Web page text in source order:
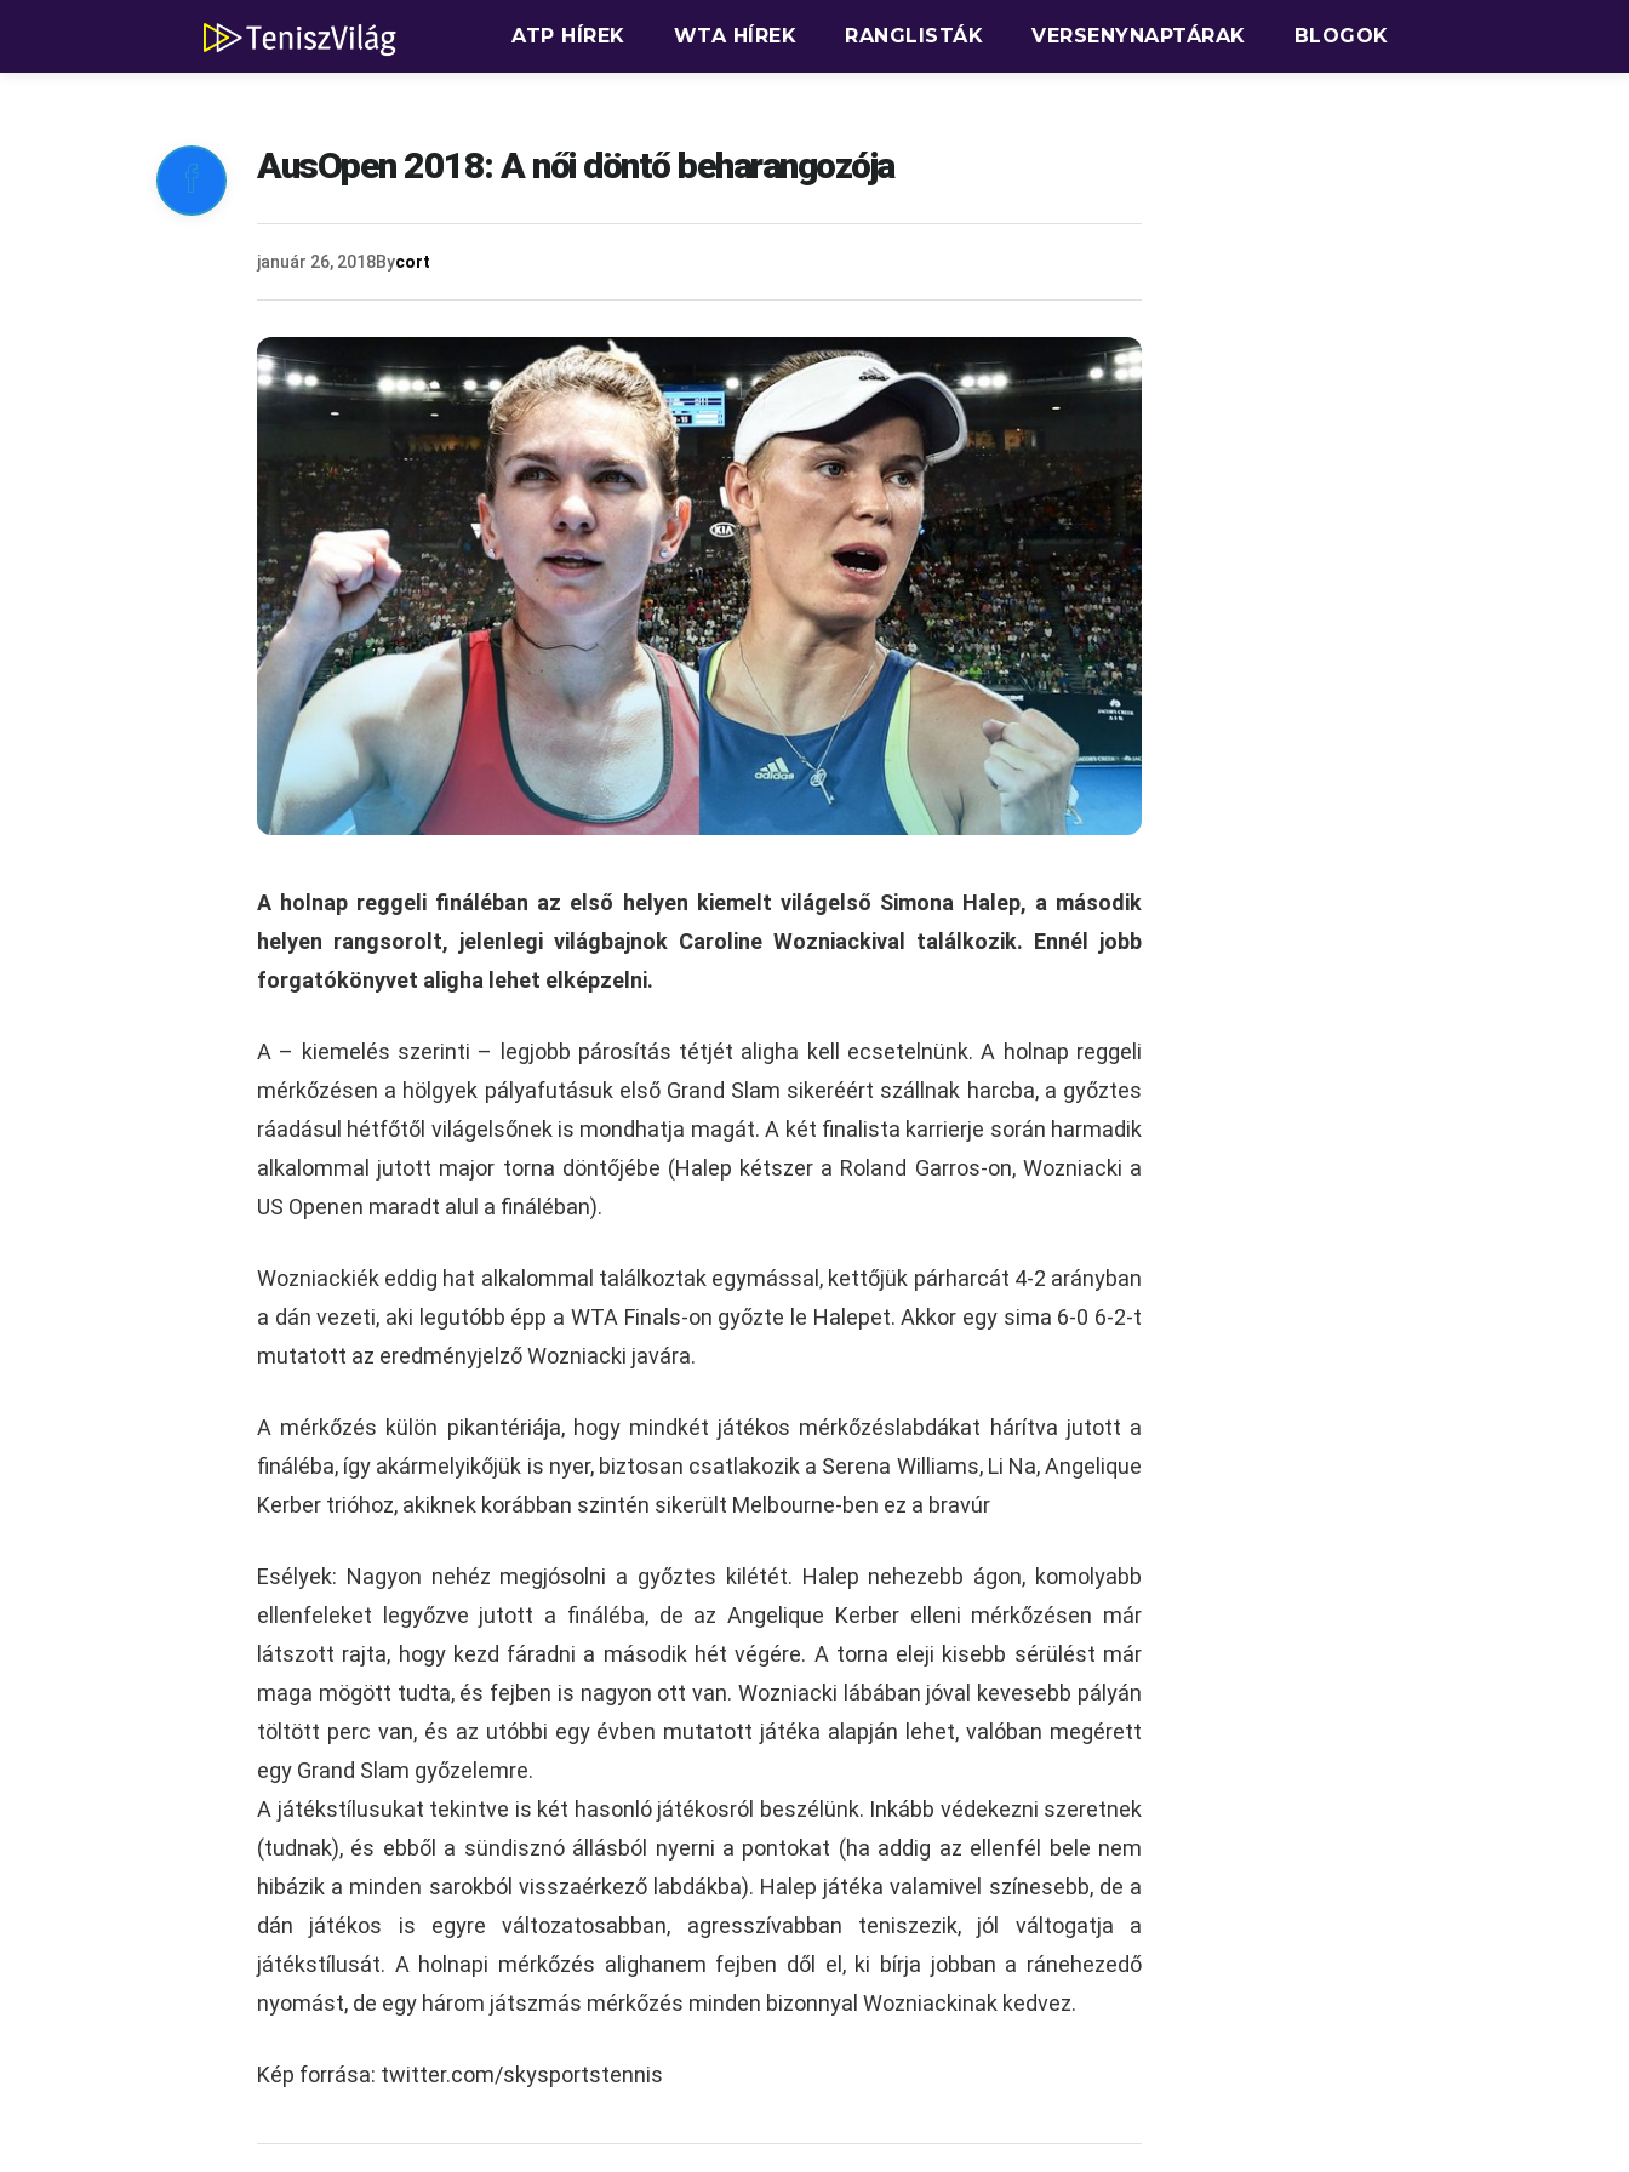
ATP HÍREK WTA HÍREK RANGLISTÁK VERSENYNAPTÁRAK BLOGOK
 AusOpen 2018: A női döntő beharangozója
január 26, 2018Bycort
A holnap reggeli fináléban az első helyen kiemelt világelső Simona Halep, a második
helyen rangsorolt, jelenlegi világbajnok Caroline Wozniackival találkozik. Ennél jobb
forgatókönyvet aligha lehet elképzelni.
A – kiemelés szerinti – legjobb párosítás tétjét aligha kell ecsetelnünk. A holnap reggeli
mérkőzésen a hölgyek pályafutásuk első Grand Slam sikeréért szállnak harcba, a győztes
ráadásul hétfőtől világelsőnek is mondhatja magát. A két finalista karrierje során harmadik
alkalommal jutott major torna döntőjébe (Halep kétszer a Roland Garros-on, Wozniacki a
US Openen maradt alul a fináléban).
Wozniackiék eddig hat alkalommal találkoztak egymással, kettőjük párharcát 4-2 arányban
a dán vezeti, aki legutóbb épp a WTA Finals-on győzte le Halepet. Akkor egy sima 6-0 6-2-t
mutatott az eredményjelző Wozniacki javára.
A mérkőzés külön pikantériája, hogy mindkét játékos mérkőzéslabdákat hárítva jutott a
fináléba, így akármelyikőjük is nyer, biztosan csatlakozik a Serena Williams, Li Na, Angelique
Kerber trióhoz, akiknek korábban szintén sikerült Melbourne-ben ez a bravúr
Esélyek: Nagyon nehéz megjósolni a győztes kilétét. Halep nehezebb ágon, komolyabb
ellenfeleket legyőzve jutott a fináléba, de az Angelique Kerber elleni mérkőzésen már
látszott rajta, hogy kezd fáradni a második hét végére. A torna eleji kisebb sérülést már
maga mögött tudta, és fejben is nagyon ott van. Wozniacki lábában jóval kevesebb pályán
töltött perc van, és az utóbbi egy évben mutatott játéka alapján lehet, valóban megérett
egy Grand Slam győzelemre.
A játékstílusukat tekintve is két hasonló játékosról beszélünk. Inkább védekezni szeretnek
(tudnak), és ebből a sündisznó állásból nyerni a pontokat (ha addig az ellenfél bele nem
hibázik a minden sarokból visszaérkező labdákba). Halep játéka valamivel színesebb, de a
dán játékos is egyre változatosabban, agresszívabban teniszezik, jól váltogatja a
játékstílusát. A holnapi mérkőzés alighanem fejben dől el, ki bírja jobban a ránehezedő
nyomást, de egy három játszmás mérkőzés minden bizonnyal Wozniackinak kedvez.
Kép forrása: twitter.com/skysportstennis